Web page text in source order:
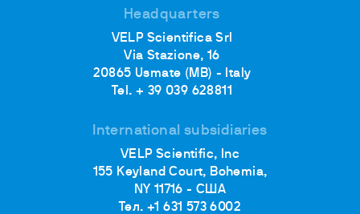
Headquarters
VELP Scientifica Srl
Via Stazione, 16
20865 Usmate (MB) - Italy
Tel. + 39 039 628811
International subsidiaries
VELP Scientific, Inc
155 Keyland Court, Bohemia,
NY 11716 - США
Тел. +1 631 573 6002